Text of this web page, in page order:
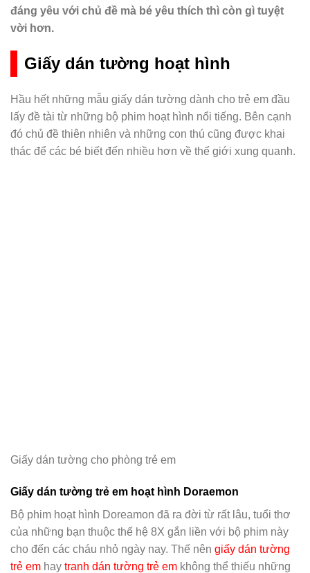
đáng yêu với chủ đề mà bé yêu thích thì còn gì tuyệt
vời hơn.
Giấy dán tường hoạt hình
Hầu hết những mẫu giấy dán tường dành cho trẻ em đầu
lấy đề tài từ những bộ phim hoạt hình nổi tiếng. Bên cạnh
đó chủ đề thiên nhiên và những con thú cũng được khai
thác để các bé biết đến nhiều hơn về thế giới xung quanh.
Giấy dán tường cho phòng trẻ em
Giấy dán tường trẻ em hoạt hình Doraemon
Bộ phim hoạt hình Doreamon đã ra đời từ rất lâu, tuổi thơ
của những bạn thuộc thế hệ 8X gắn liền với bộ phim này
cho đến các cháu nhỏ ngày nay. Thế nên giấy dán tường
trẻ em hay tranh dán tường trẻ em không thể thiếu những